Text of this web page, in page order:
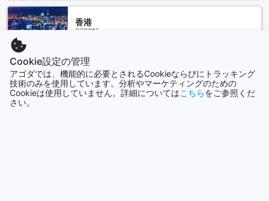
し、グルメな方にはたまらない場所です。夜には、有名なナ
イトマーケットで地元の料理やお土産を買うこともできま
す。シャトー ドゥ バンコクでは、お客様にこのエリアの魅力
を存分に味わっていただけるよう、親切なスタッフがお手伝
いいたします。
シャトー ドゥ バンコクへのアクセス方法
バンコクのシャトー ドゥ バンコクへの最寄りの空港からのア
香港
2688軒
シンガポール
1501軒
Cookie設定の管理
アゴダでは、機能的に必要とされるCookieならびにトラッキング
技術のみを使用しています。分析やマーケティングのための
Cookieは使用していません。詳細についてはこちらをご参照くだ
さい。